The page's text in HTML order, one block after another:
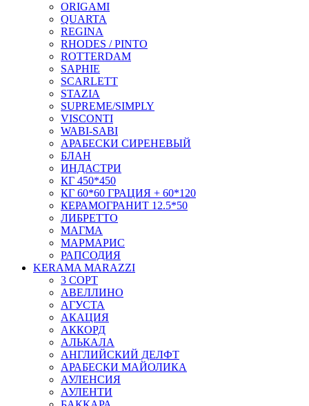
ORIGAMI
QUARTA
REGINA
RHODES / PINTO
ROTTERDAM
SAPHIE
SCARLETT
STAZIA
SUPREME/SIMPLY
VISCONTI
WABI-SABI
АРАБЕСКИ СИРЕНЕВЫЙ
БЛАН
ИНДАСТРИ
КГ 450*450
КГ 60*60 ГРАЦИЯ + 60*120
КЕРАМОГРАНИТ 12.5*50
ЛИБРЕТТО
МАГМА
МАРМАРИС
РАПСОДИЯ
KERAMA MARAZZI
3 СОРТ
АВЕЛЛИНО
АГУСТА
АКАЦИЯ
АККОРД
АЛЬКАЛА
АНГЛИЙСКИЙ ДЕЛФТ
АРАБЕСКИ МАЙОЛИКА
АУЛЕНСИЯ
АУЛЕНТИ